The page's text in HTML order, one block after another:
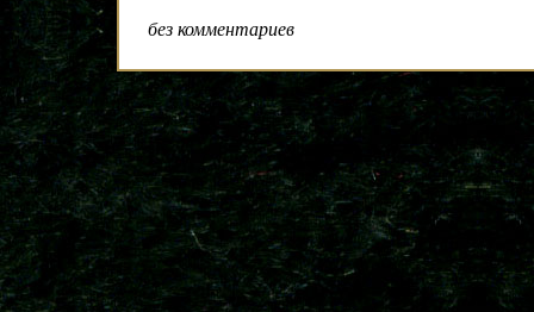
без комментариев